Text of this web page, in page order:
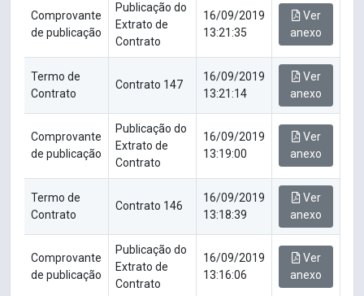
Comprovante
de publicação
Publicação do
Extrato de
Contrato
16/09/2019
13:21:35
Ver
anexo
Termo de
Contrato
Contrato 147
16/09/2019
13:21:14
Ver
anexo
Comprovante
de publicação
Publicação do
Extrato de
Contrato
16/09/2019
13:19:00
Ver
anexo
Termo de
Contrato
Contrato 146
16/09/2019
13:18:39
Ver
anexo
Comprovante
de publicação
Publicação do
Extrato de
Contrato
16/09/2019
13:16:06
Ver
anexo